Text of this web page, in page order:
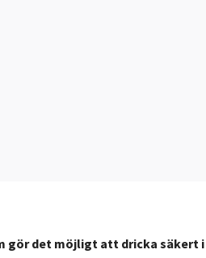
gör det möjligt att dricka säkert